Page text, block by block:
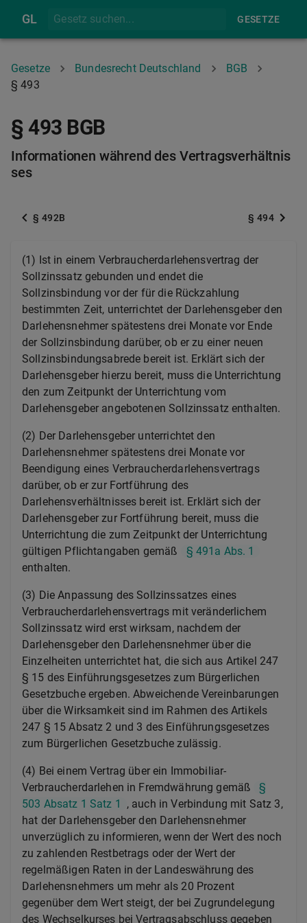
GL GESETZE
Gesetze Bundesrecht Deutschland
BGB
§ 493
§ 493 BGB
Informationen während des Vertragsverhältnis
ses
§ 492B § 494
(1) Ist in einem Verbraucherdarlehensvertrag der
Sollzinssatz gebunden und endet die
Sollzinsbindung vor der für die Rückzahlung
bestimmten Zeit, unterrichtet der Darlehensgeber den
Darlehensnehmer spätestens drei Monate vor Ende
der Sollzinsbindung darüber, ob er zu einer neuen
Sollzinsbindungsabrede bereit ist. Erklärt sich der
Darlehensgeber hierzu bereit, muss die Unterrichtung
den zum Zeitpunkt der Unterrichtung vom
Darlehensgeber angebotenen Sollzinssatz enthalten.
(2) Der Darlehensgeber unterrichtet den
Darlehensnehmer spätestens drei Monate vor
Beendigung eines Verbraucherdarlehensvertrags
darüber, ob er zur Fortführung des
Darlehensverhältnisses bereit ist. Erklärt sich der
Darlehensgeber zur Fortführung bereit, muss die
Unterrichtung die zum Zeitpunkt der Unterrichtung
gültigen Pflichtangaben gemäß
§ 491a Abs. 1
enthalten.
(3) Die Anpassung des Sollzinssatzes eines
Verbraucherdarlehensvertrags mit veränderlichem
Sollzinssatz wird erst wirksam, nachdem der
Darlehensgeber den Darlehensnehmer über die
Einzelheiten unterrichtet hat, die sich aus Artikel 247
§ 15 des Einführungsgesetzes zum Bürgerlichen
Gesetzbuche ergeben. Abweichende Vereinbarungen
über die Wirksamkeit sind im Rahmen des Artikels
247 § 15 Absatz 2 und 3 des Einführungsgesetzes
zum Bürgerlichen Gesetzbuche zulässig.
(4) Bei einem Vertrag über ein Immobiliar-
Verbraucherdarlehen in Fremdwährung gemäß
§
503 Absatz 1 Satz 1
, auch in Verbindung mit Satz 3,
hat der Darlehensgeber den Darlehensnehmer
unverzüglich zu informieren, wenn der Wert des noch
zu zahlenden Restbetrags oder der Wert der
regelmäßigen Raten in der Landeswährung des
Darlehensnehmers um mehr als 20 Prozent
gegenüber dem Wert steigt, der bei Zugrundelegung
des Wechselkurses bei Vertragsabschluss gegeben